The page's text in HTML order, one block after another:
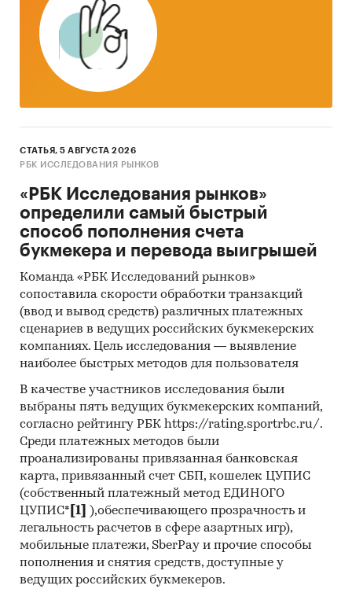
предыдущему месяцу. Указаны регионы с
максимальным и минимальным приростом
за месяц
Тор-20 регионов РФ по темпу прироста к
период предыдущего года
2. Данные по потребительским ценам на
овощи натуральные консервированные,
маринованные в разрезе федеральных
округов
Динамика цены в актуальном месяце по
федеральным округам, 2017-2025
Темпы прироста цены в актуальном месяце
аналогичному периоду предыдущего года
по федеральным округам, 2017-2025
Динамика средней цены по кварталам 2024-
2025 в разрезе федеральных округов
Динамика цены по месяцам 2025 года в
разрезе федеральных округов
Темпы прироста за месяц в 2025 году в
разрезе федеральных округов
3. Данные по регионам
каждого федерального округа
Розничная цена за последний доступный
месяц в динамике за 2003-2025, прирост за
СТАТЬЯ, 5 АВГУСТА 2026
РБК ИССЛЕДОВАНИЯ РЫНКОВ
«РБК Исследования рынков»
определили самый быстрый
способ пополнения счета
букмекера и перевода выигрышей
Команда «РБК Исследований рынков»
сопоставила скорости обработки транзакций
(ввод и вывод средств) различных платежных
сценариев в ведущих российских букмекерских
компаниях. Цель исследования — выявление
наиболее быстрых методов для пользователя
В качестве участников исследования были
выбраны пять ведущих букмекерских компаний,
согласно рейтингу РБК https://rating.sportrbc.ru/.
Среди платежных методов были
проанализированы привязанная банковская
карта, привязанный счет СБП, кошелек ЦУПИС
(собственный платежный метод ЕДИНОГО
ЦУПИС* [1]
),обеспечивающего прозрачность и
легальность расчетов в сфере азартных игр),
мобильные платежи, SberPay и прочие способы
пополнения и снятия средств, доступные у
ведущих российских букмекеров.